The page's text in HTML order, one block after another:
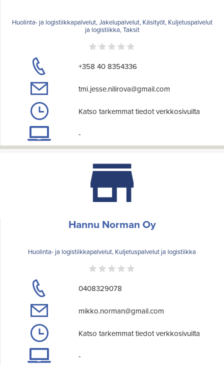
Huolinta- ja logistiikkapalvelut, Jakelupalvelut, Käsityöt, Kuljetuspalvelut
ja logistiikka, Taksit
+358 40 8354336
tmi.jesse.nilirova@gmail.com
Katso tarkemmat tiedot verkkosivuilta
-
Hannu Norman Oy
Huolinta- ja logistiikkapalvelut, Kuljetuspalvelut ja logistiikka
0408329078
mikko.norman@gmail.com
Katso tarkemmat tiedot verkkosivuilta
-